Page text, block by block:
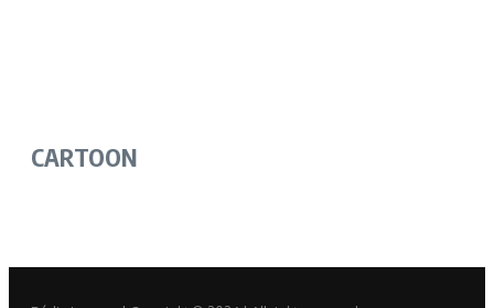
CARTOON